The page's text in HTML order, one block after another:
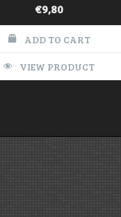
€9,80
ADD TO CART
VIEW PRODUCT